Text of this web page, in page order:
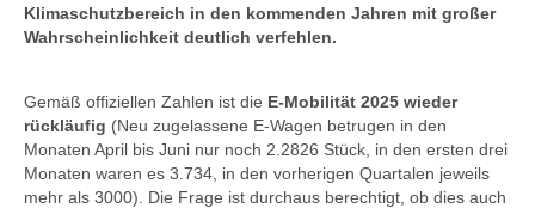
Klimaschutzbereich in den kommenden Jahren mit großer
Wahrscheinlichkeit deutlich verfehlen.
Gemäß offiziellen Zahlen ist die E-Mobilität 2025 wieder
rückläufig (Neu zugelassene E-Wagen betrugen in den
Monaten April bis Juni nur noch 2.2826 Stück, in den ersten drei
Monaten waren es 3.734, in den vorherigen Quartalen jeweils
mehr als 3000). Die Frage ist durchaus berechtigt, ob dies auch